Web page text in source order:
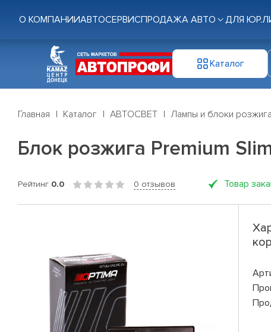
О КОМПАНИИАВТОСЕРВИСПРОДАЖА АВТО ДЛЯ
Каталог
Главная Каталог АВТОСВЕТ Лампы и блоки розжига
Блок розжига Premium
Рейтинг 0.0 0 отзывов Товар